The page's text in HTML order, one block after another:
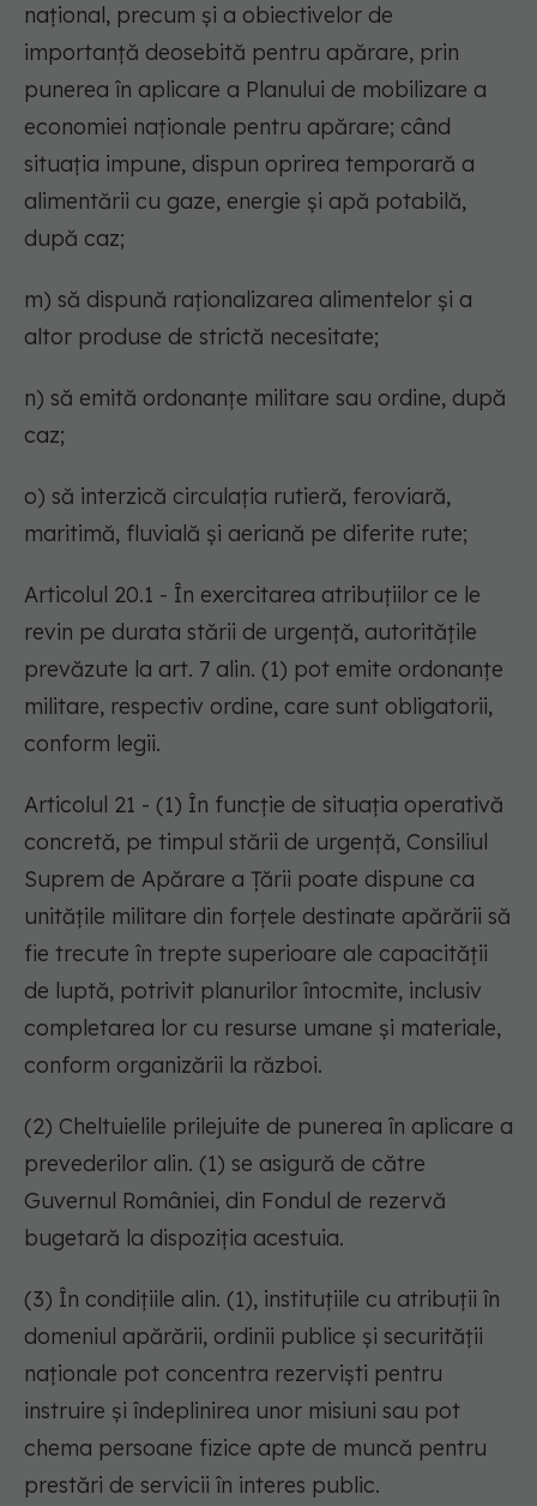
național, precum și a obiectivelor de
importanță deosebită pentru apărare, prin
punerea în aplicare a Planului de mobilizare a
economiei naționale pentru apărare; când
situația impune, dispun oprirea temporară a
alimentării cu gaze, energie și apă potabilă,
după caz;
m) să dispună raționalizarea alimentelor și a
altor produse de strictă necesitate;
n) să emită ordonanțe militare sau ordine, după
caz;
o) să interzică circulația rutieră, feroviară,
maritimă, fluvială și aeriană pe diferite rute;
Articolul 20.1 - În exercitarea atribuțiilor ce le
revin pe durata stării de urgență, autoritățile
prevăzute la art. 7 alin. (1) pot emite ordonanțe
militare, respectiv ordine, care sunt obligatorii,
conform legii.
Articolul 21 - (1) În funcție de situația operativă
concretă, pe timpul stării de urgență, Consiliul
Suprem de Apărare a Țării poate dispune ca
unitățile militare din forțele destinate apărării să
fie trecute în trepte superioare ale capacității
de luptă, potrivit planurilor întocmite, inclusiv
completarea lor cu resurse umane și materiale,
conform organizării la război.
(2) Cheltuielile prilejuite de punerea în aplicare a
prevederilor alin. (1) se asigură de către
Guvernul României, din Fondul de rezervă
bugetară la dispoziția acestuia.
(3) În condițiile alin. (1), instituțiile cu atribuții în
domeniul apărării, ordinii publice și securității
naționale pot concentra rezerviști pentru
instruire și îndeplinirea unor misiuni sau pot
chema persoane fizice apte de muncă pentru
prestări de servicii în interes public.